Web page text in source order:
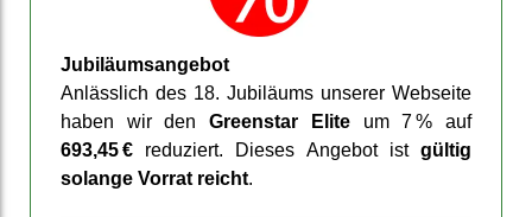
Jubiläums­angebot
Anläss­lich des 18. Jubiläums unserer Web­seite
haben wir denGreenstar Eliteum 7 % auf
693,45 € reduziert. Dieses An­gebot ist gültig
solange Vorrat reicht.